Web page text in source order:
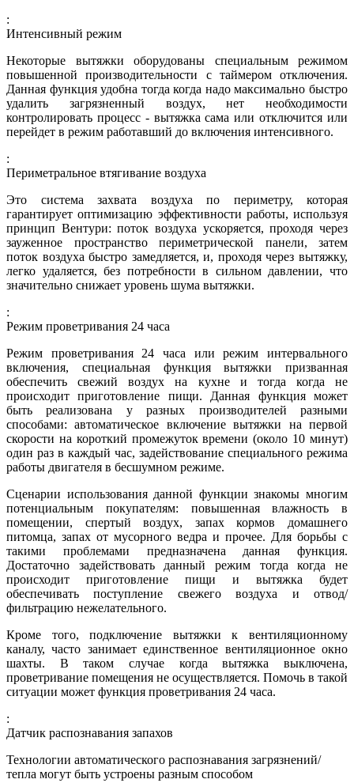
:
Интенсивный режим
Некоторые вытяжки оборудованы специальным режимом
повышенной производительности с таймером отключения.
Данная функция удобна тогда когда надо максимально быстро
удалить загрязненный воздух, нет необходимости
контролировать процесс - вытяжка сама или отключится или
перейдет в режим работавший до включения интенсивного.
:
Периметральное втягивание воздуха
Это система захвата воздуха по периметру, которая
гарантирует оптимизацию эффективности работы, используя
принцип Вентури: поток воздуха ускоряется, проходя через
зауженное пространство периметрической панели, затем
поток воздуха быстро замедляется, и, проходя через вытяжку,
легко удаляется, без потребности в сильном давлении, что
значительно снижает уровень шума вытяжки.
:
Режим проветривания 24 часа
Режим проветривания 24 часа или режим интервального
включения, специальная функция вытяжки призванная
обеспечить свежий воздух на кухне и тогда когда не
происходит приготовление пищи. Данная функция может
быть реализована у разных производителей разными
способами: автоматическое включение вытяжки на первой
скорости на короткий промежуток времени (около 10 минут)
один раз в каждый час, задействование специального режима
работы двигателя в бесшумном режиме.
Сценарии использования данной функции знакомы многим
потенциальным покупателям: повышенная влажность в
помещении, спертый воздух, запах кормов домашнего
питомца, запах от мусорного ведра и прочее. Для борьбы с
такими проблемами предназначена данная функция.
Достаточно задействовать данный режим тогда когда не
происходит приготовление пищи и вытяжка будет
обеспечивать поступление свежего воздуха и отвод/
фильтрацию нежелательного.
Кроме того, подключение вытяжки к вентиляционному
каналу, часто занимает единственное вентиляционное окно
шахты. В таком случае когда вытяжка выключена,
проветривание помещения не осуществляется. Помочь в такой
ситуации может функция проветривания 24 часа.
:
Датчик распознавания запахов
Технологии автоматического распознавания загрязнений/
тепла могут быть устроены разным способом